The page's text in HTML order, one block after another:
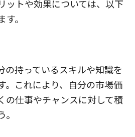
ットや効果については、以下
。
の持っているスキルや知識を
。これにより、自分の市場価
の仕事やチャンスに対して積